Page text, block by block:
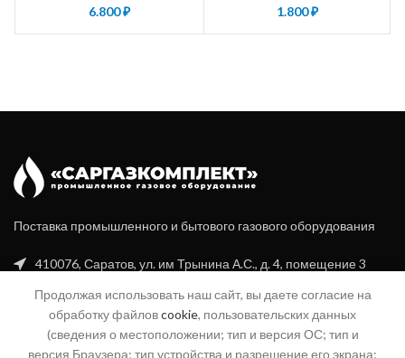
6.800₽ 1.800₽
Поставка промышленного и бытового газового оборудования
410076, Саратов, ул. им Трынина А.С., д. 4, помещение 3
+7 (8452) 20-99-16
+7 (960) 356-94-70
Продолжая использовать наш сайт, вы даете согласие на
обработку файловcookie, пользовательских данных
(сведения о местоположении; тип и версия ОС; тип и
версия Браузера; тип устройства и разрешение его экрана;